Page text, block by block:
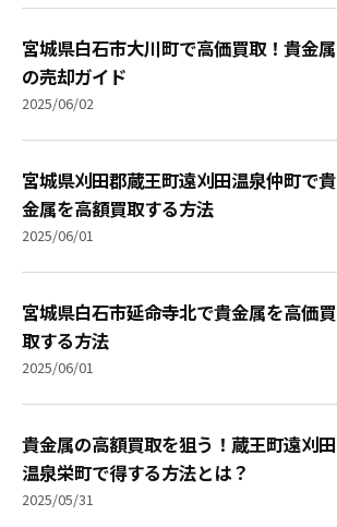
宮城県白石市大川町で高価買取！貴金属
の売却ガイド
2025/06/02
宮城県刈田郡蔵王町遠刈田温泉仲町で貴
金属を高額買取する方法
2025/06/01
宮城県白石市延命寺北で貴金属を高価買
取する方法
2025/06/01
貴金属の高額買取を狙う！蔵王町遠刈田
温泉栄町で得する方法とは？
2025/05/31